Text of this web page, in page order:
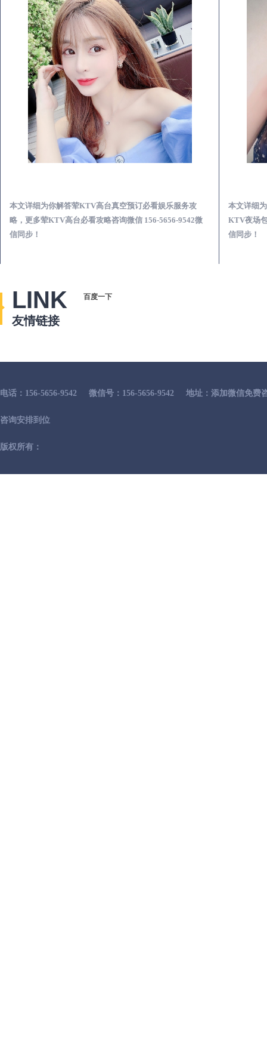
本文详细为你解答荤KTV高台真空预订必看娱乐服务攻
略，更多荤KTV高台必看攻略咨询微信 156-5656-9542微
信同步！
本文详细
KTV夜场
信同步！
LINK
友情链接
百度一下
电话：156-5656-9542 微信号：156-5656-9542 地址：添加微信免费
咨询安排到位
版权所有：